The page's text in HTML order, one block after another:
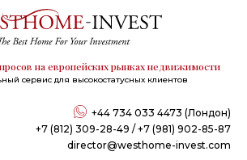
на европейских рынках недвижимости
сервис для высокостатусных клиентов
+44 734 033 4473 (Лондон)
+7 (812) 309-28-49 / +7 (981) 902-85-87
director@westhome-invest.com